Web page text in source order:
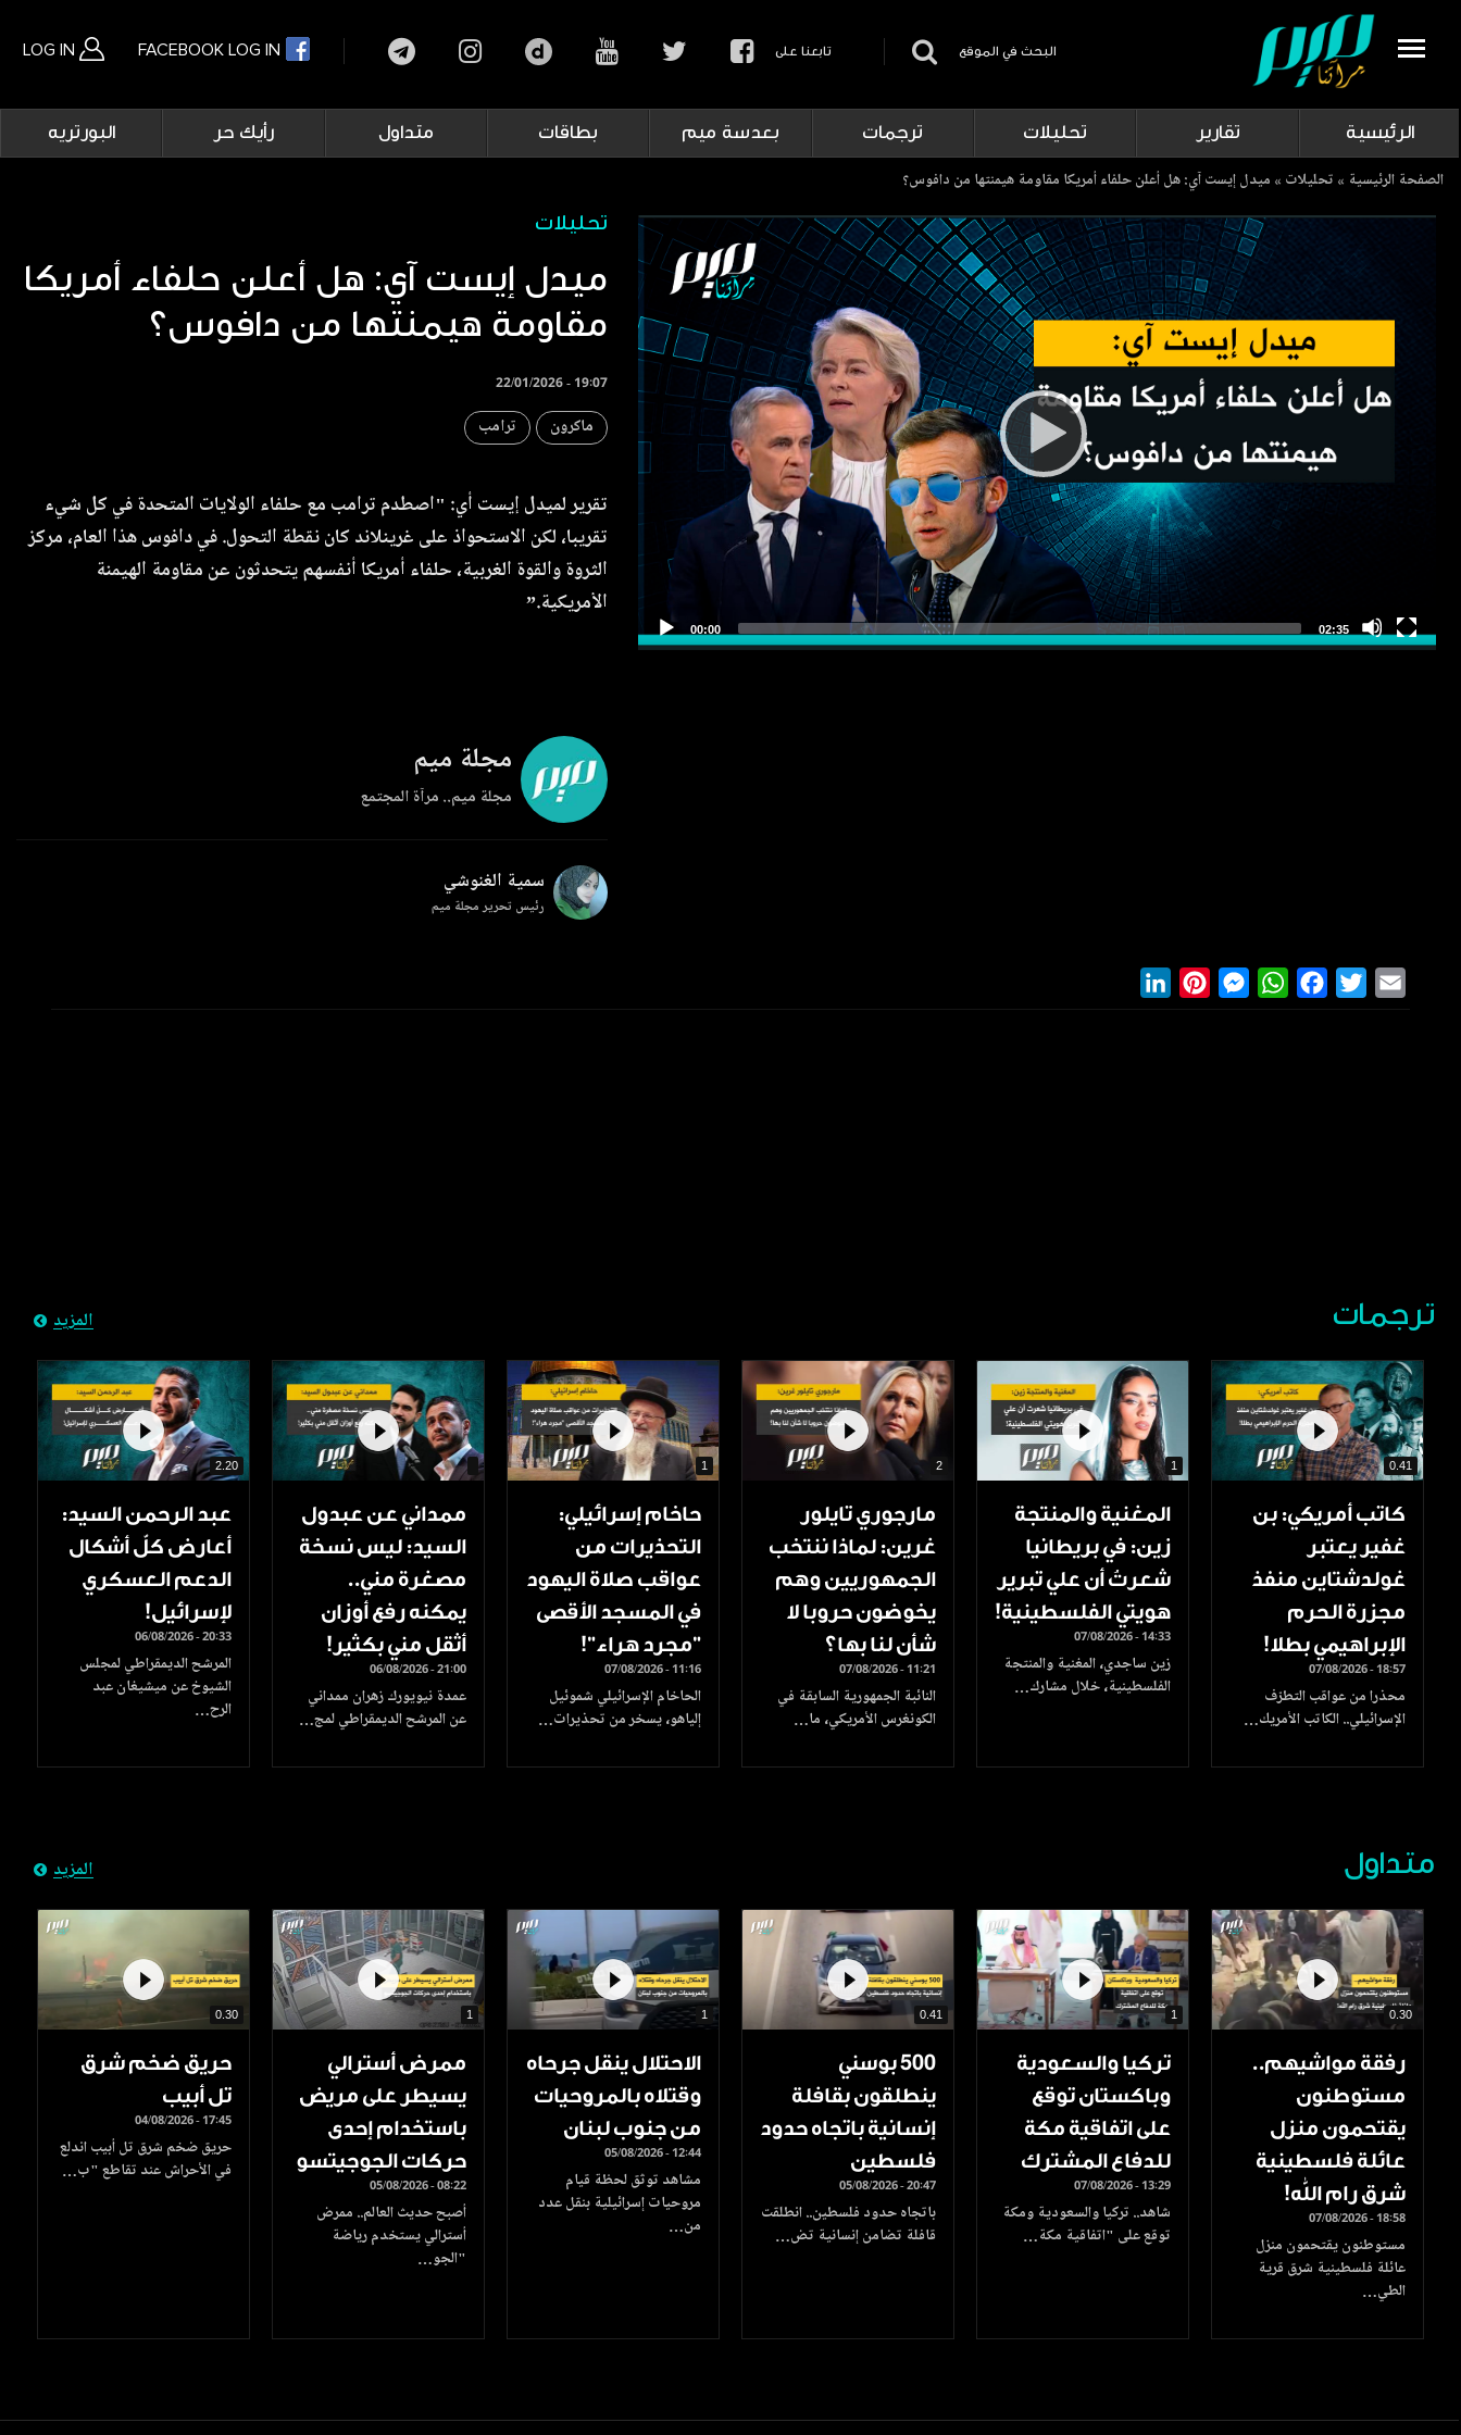
LOG IN FACEBOOK LOG IN البحث في الموقع تابعنا على
Main
navigation
الرئيسية تقارير تحليلات ترجمات بعدسة ميم بطاقات متداول رأيك حر البورتريه
Breadcrumb
الصفحة الرئيسية تحليلات ميدل إيست آي: هل أعلن حلفاء أمريكا مقاومة هيمنتها من دافوس؟
تحليلات
ميدل إيست آي: هل أعلن حلفاء أمريكا
مقاومة هيمنتها من دافوس؟
22/01/2026 - 19:07
ماكرون ترامب
تقرير لميدل إيست أي: "اصطدم ترامب مع حلفاء الولايات المتحدة في كل شيء
تقريبا، لكن الاستحواذ على غرينلاند كان نقطة التحول. في دافوس هذا العام، مركز
الثروة والقوة الغربية، حلفاء أمريكا أنفسهم يتحدثون عن مقاومة الهيمنة
الأمريكية.”
مجلة ميم
مجلة ميم.. مرآة المجتمع
سمية الغنوشي
رئيس تحرير مجلة ميم
LinkedInPinterestMessengerWhatsAppFacebook
Twitter
ترجمات المزيد
0.41
كاتب أمريكي: بن
غفير يعتبر
غولدشتاين منفذ
مجزرة الحرم
الإبراهيمي بطلا!
07/08/2026 - 18:57
محذرا من عواقب التطرّف
الإسرائيلي.. الكاتب الأمريك…
1
المغنية والمنتجة
زين: في بريطانيا
شعرتُ أن علي تبرير
هويتي الفلسطينية!
07/08/2026 - 14:33
زين ساجدي، المغنية والمنتجة
الفلسطينية، خلال مشارك…
2
مارجوري تايلور
غرين: لماذا ننتخب
الجمهوريين وهم
يخوضون حروبا لا
شأن لنا بها؟
07/08/2026 - 11:21
النائبة الجمهورية السابقة في
الكونغرس الأمريكي، ما…
1
حاخام إسرائيلي:
التحذيرات من
عواقب صلاة اليهود
في المسجد الأقصى
"مجرد هراء"!
07/08/2026 - 11:16
الحاخام الإسرائيلي شموئيل
إلياهو، يسخر من تحذيرات…
ممداني عن عبدول
السيد: ليس نسخة
مصغرة مني..
يمكنه رفع أوزان
أثقل مني بكثير!
06/08/2026 - 21:00
عمدة نيويورك زهران ممداني
عن المرشح الديمقراطي لمج…
2.20
عبد الرحمن السيد:
أعارض كلّ أشكال
الدعم العسكري
لإسرائيل!
06/08/2026 - 20:33
المرشح الديمقراطي لمجلس
الشيوخ عن ميشيغان عبد
الرح…
متداول المزيد
0.30
رفقة مواشيهم..
مستوطنون
يقتحمون منزل
عائلة فلسطينية
شرق رام الله!
07/08/2026 - 18:58
مستوطنون يقتحمون منزل
عائلة فلسطينية شرق قرية
الطي…
1
تركيا والسعودية
وباكستان توقع
على اتفاقية مكة
للدفاع المشترك
07/08/2026 - 13:29
شاهد.. تركيا والسعودية ومكة
توقع على "اتفاقية مكة…
0.41
500 بوسني
ينطلقون بقافلة
إنسانية باتجاه حدود
فلسطين
05/08/2026 - 20:47
باتجاه حدود فلسطين.. انطلقت
قافلة تضامن إنسانية تض…
1
الاحتلال ينقل جرحاه
وقتلاه بالمروحيات
من جنوب لبنان
05/08/2026 - 12:44
مشاهد توثق لحظة قيام
مروحيات إسرائيلية بنقل عدد
من…
1
ممرض أسترالي
يسيطر على مريض
باستخدام إحدى
حركات الجوجيتسو
05/08/2026 - 08:22
أصبح حديث العالم.. ممرض
أسترالي يستخدم رياضة
"الجو…
0.30
حريق ضخم شرق
تل أبيب
04/08/2026 - 17:45
حريق ضخم شرق تل أبيب اندلع
في الأحراش عند تقاطع "ب…